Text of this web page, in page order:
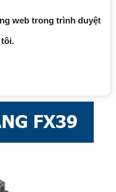
web trong trình duyệt
tôi.